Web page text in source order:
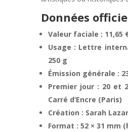
Données
Valeur faciale : 11,65
Usage : Lettre
250 g
Émission générale :
Premier jour : 20 et
Carré d’Encre (Paris)
Création : Sarah
Format : 52 × 31 mm